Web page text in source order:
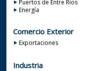
Puertos de Entre Ríos
Energía
Comercio Exterior
Exportaciones
Industria